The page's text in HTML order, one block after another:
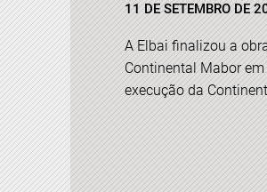
11 DE SETEMBRO DE
A Elbai finalizou a
Continental Mabor
execução da